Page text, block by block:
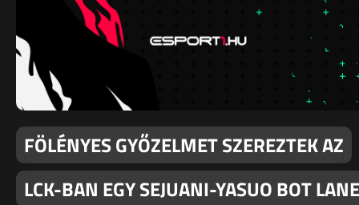
FÖLÉNYES GYŐZELMET SZEREZTEK AZ
LCK-BAN EGY SEJUANI-YASUO BOT LANE